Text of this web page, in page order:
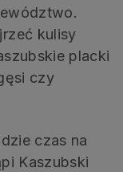
kulisy
placki
czy
czas na
Kaszubski